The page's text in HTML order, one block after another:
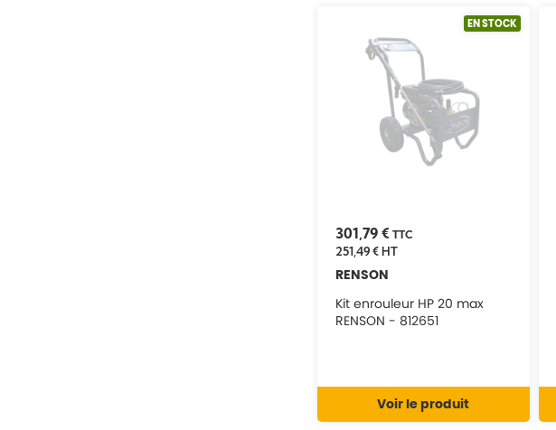
EN STOCK
301,79 € TTC
251,49 €HT
RENSON
Kit enrouleur HP 20 max
RENSON - 812651
Voir le produit